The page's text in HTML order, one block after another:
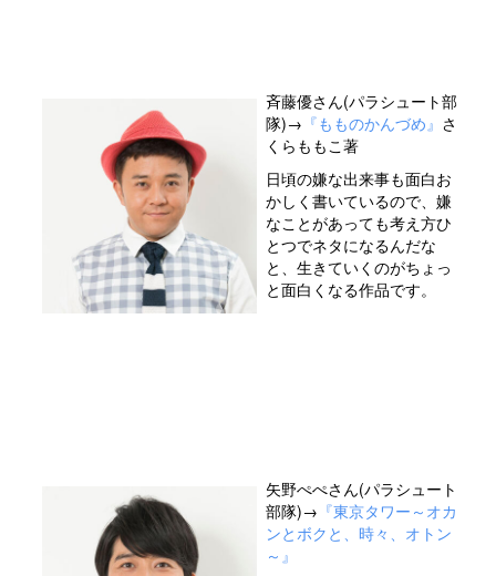
斉藤優さん(パラシュート部
隊)→ 『もものかんづめ』 さ
くらももこ著
日頃の嫌な出来事も面白お
かしく書いているので、嫌
なことがあっても考え方ひ
とつでネタになるんだな
と、生きていくのがちょっ
と面白くなる作品です。
矢野ぺぺさん(パラシュート
部隊)→ 『東京タワー～オカ
ンとボクと、時々、オトン
～』